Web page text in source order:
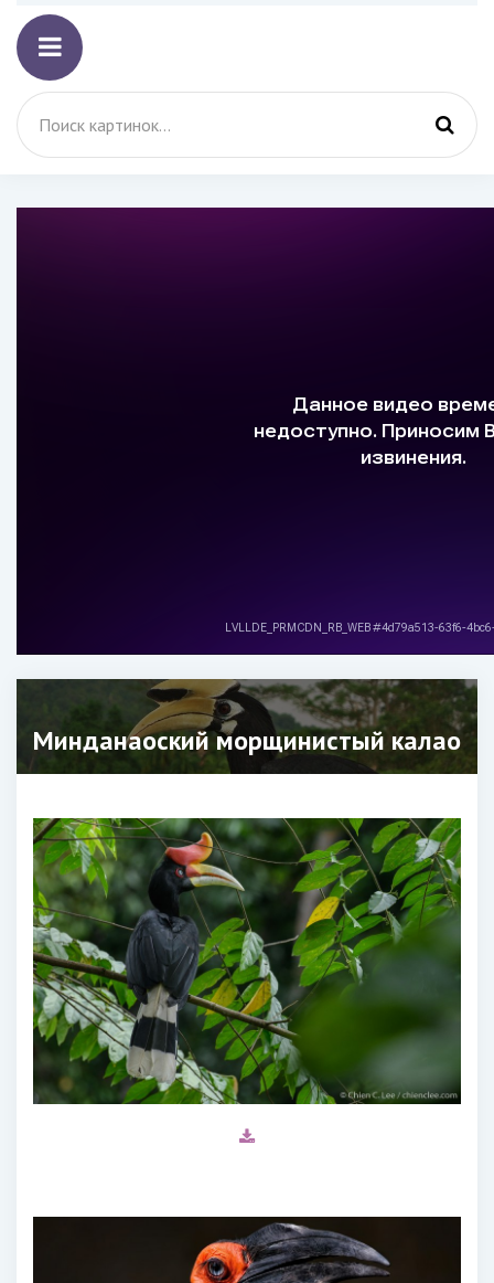
Минданаоский морщинистый калао